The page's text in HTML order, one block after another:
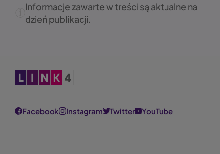
Informacje zawarte w treści są aktualne na
dzień publikacji.
Obraz
Facebook Instagram Twitter YouTube